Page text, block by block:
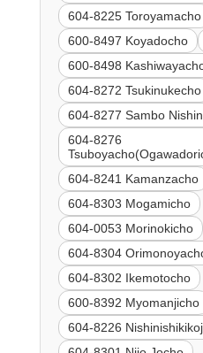
604-8225 Toroyamacho
600-8497 Koyadocho
600-8498
604-8272 Tsukinukecho
604-8277 Sambo
604-8276
604-8241 Kamanzacho
604-8303 Mogamicho
604-0053 Morinokicho
604-8304
604-8302 Ikemotocho
600-8392 Myomanjicho
604-8226